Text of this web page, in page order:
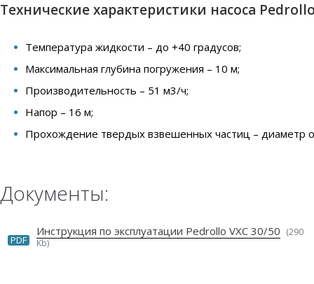
Технические характеристики насоса
Температура жидкости – до +40 градусов;
Максимальная глубина погружения – 10 м;
Производительность – 51 м3/ч;
Напор – 16 м;
Прохождение твердых взвешенных частиц – диаметр
Документы:
PDF
Инструкция по эксплуатации Pedrollo VXC 30/50 (290
Kb)